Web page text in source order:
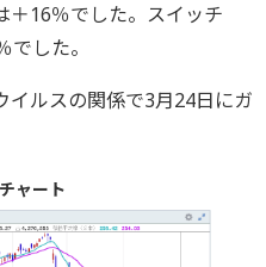
＋16％でした。スイッチ
した。
イルスの関係で3月24日にガ
ャート